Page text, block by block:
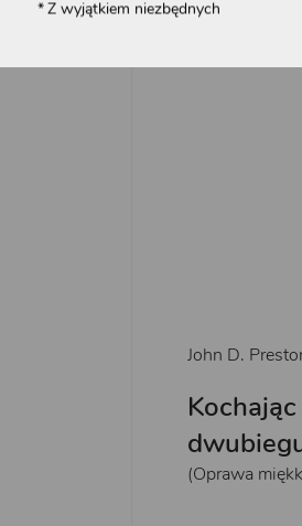
*Z wyjątkiem niezbędnych
John D.
(Oprawa